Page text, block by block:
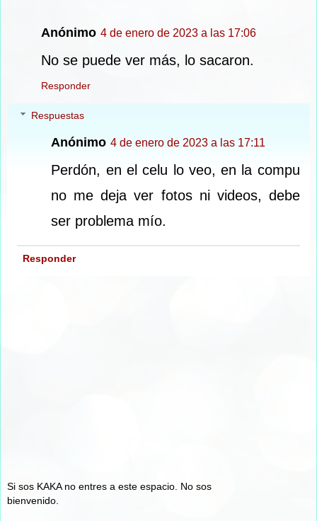
Anónimo 4 de enero de 2023 a las 17:06
No se puede ver más, lo sacaron.
Responder
Respuestas
Anónimo 4 de enero de 2023 a las 17:11
Perdón, en el celu lo veo, en la compu
no me deja ver fotos ni videos, debe
ser problema mío.
Responder
Si sos KAKA no entres a este espacio. No sos
bienvenido.